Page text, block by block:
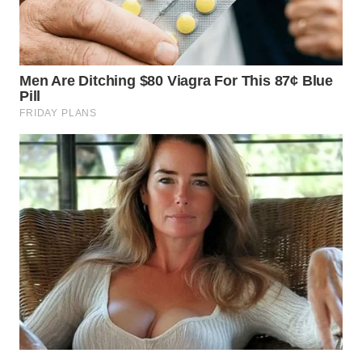
WN
DANAU
TOBA
NIAS
WN
LANGKAT
WN
TAPANULI
SELATAN
WN
TANJUNG
LESUNG